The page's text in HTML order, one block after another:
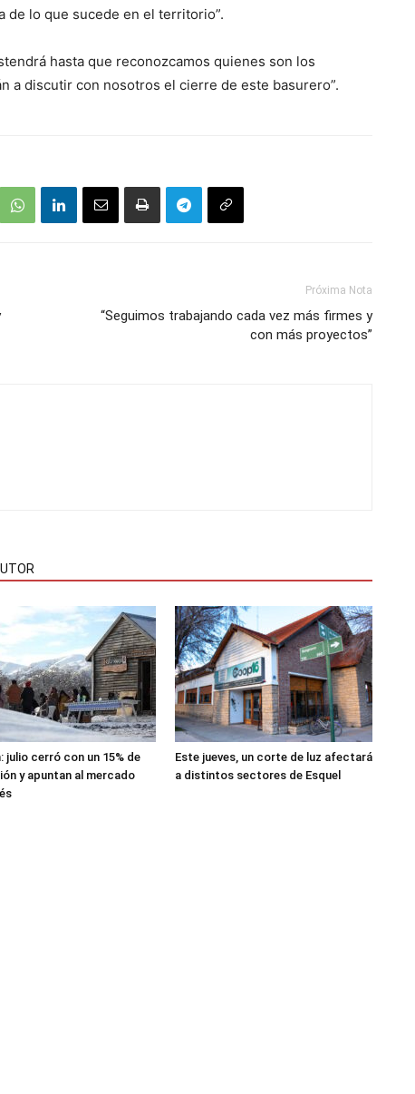
de lo que sucede en el territorio”.
hasta que reconozcamos quienes son los
a discutir con nosotros el cierre de este basurero”.
Próxima Nota
“Seguimos trabajando cada vez más firmes y
con más proyectos”
julio cerró con un 15% de
y apuntan al mercado
Este jueves, un corte de luz afectará
a distintos sectores de Esquel